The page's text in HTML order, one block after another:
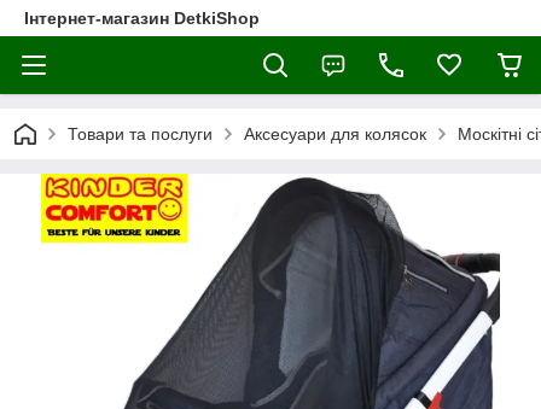
Інтернет-магазин DetkiShop
Товари та послуги Аксесуари для колясок Москітні